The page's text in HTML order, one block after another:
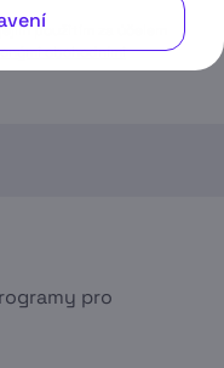
použitím za účelem
obchodními
pro